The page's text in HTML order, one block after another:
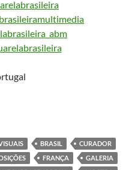
BRASIL
CURADOR
FRANÇA
GALERIA